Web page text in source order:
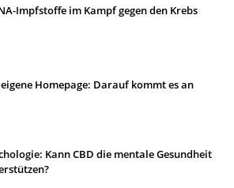
Impfstoffe im Kampf gegen den Krebs
Homepage: Darauf kommt es an
Kann CBD die mentale Gesundheit